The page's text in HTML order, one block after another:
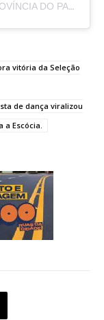
UM POST COMPARTILHADO POR A PROVÍNCIA DO PARÁ (@APROVINCIADOPARA)
vitória da Seleção
de dança viralizou
a Escócia.